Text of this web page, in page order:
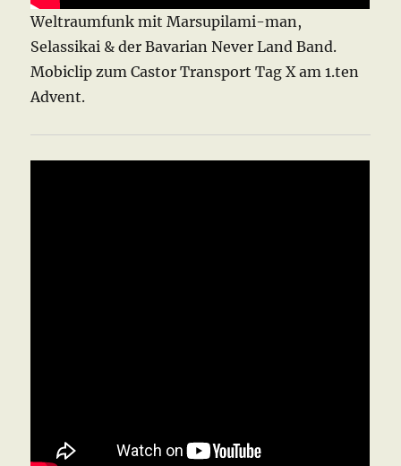
Weltraumfunk mit Marsupilami-man,
Selassikai & der Bavarian Never Land Band.
Mobiclip zum Castor Transport Tag X am 1.ten
Advent.